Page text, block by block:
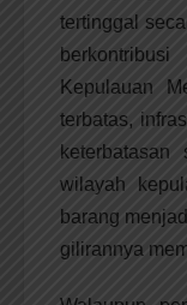
tertinggal
Kepulauan
terbatas,
keterbatasan
wilayah
barang
gilirannya